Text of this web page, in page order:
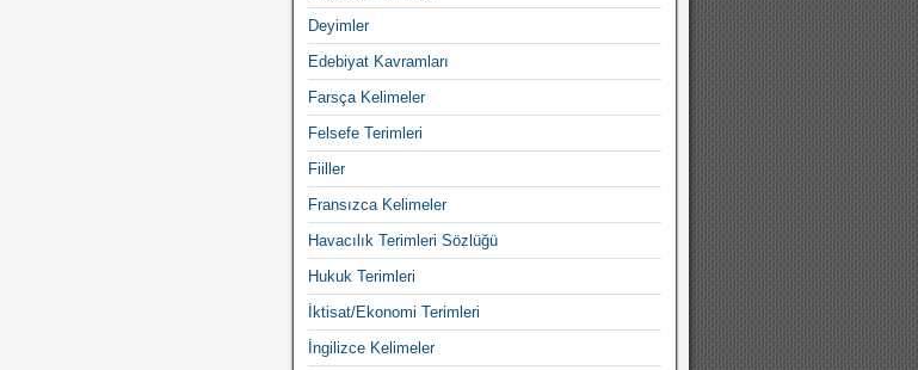
Deyimler
Edebiyat Kavramları
Farsça Kelimeler
Felsefe Terimleri
Fiiller
Fransızca Kelimeler
Havacılık Terimleri Sözlüğü
Hukuk Terimleri
İktisat/Ekonomi Terimleri
İngilizce Kelimeler